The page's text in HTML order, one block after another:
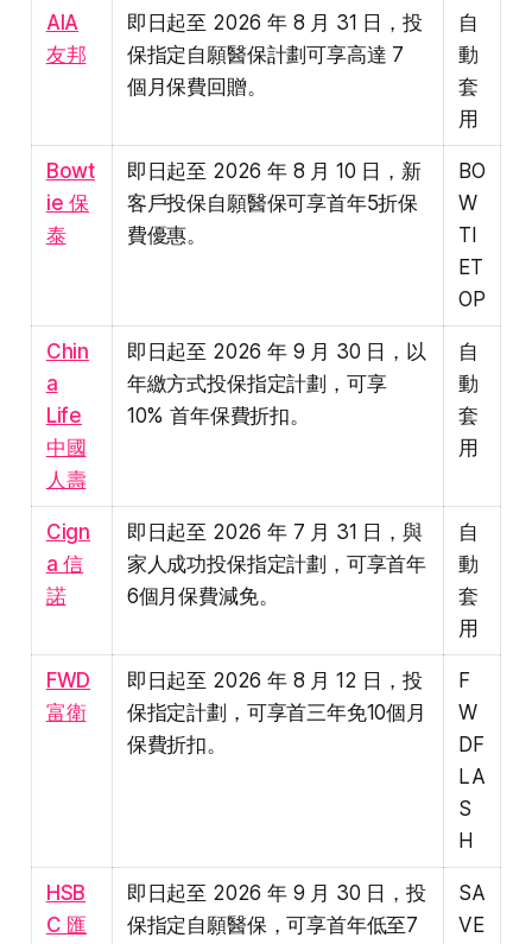
AIA
友邦
即日起至 2026 年 8 月 31 日，投
保指定自願醫保計劃可享高達 7
個月保費回贈。
自
動
套
用
Bowt
ie 保
泰
即日起至 2026 年 8 月 10 日，新
客戶投保自願醫保可享首年5折保
費優惠。
BO
W
TI
ET
OP
Chin
a
Life
中國
人壽
即日起至 2026 年 9 月 30 日，以
年繳方式投保指定計劃，可享
10% 首年保費折扣。
自
動
套
用
Cign
a 信
諾
即日起至 2026 年 7 月 31 日，與
家人成功投保指定計劃，可享首年
6個月保費減免。
自
動
套
用
FWD
富衛
即日起至 2026 年 8 月 12 日，投
保指定計劃，可享首三年免10個月
保費折扣。
F
W
DF
LA
S
H
HSB
C 匯
即日起至 2026 年 9 月 30 日，投
保指定自願醫保，可享首年低至7
SA
VE